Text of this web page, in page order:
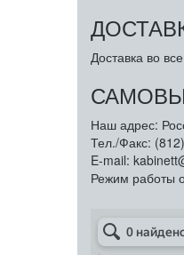
Доставка во
Наш адрес:
Тел./Факс:
E-mail:
Режим работы
Металлическая
Торговое